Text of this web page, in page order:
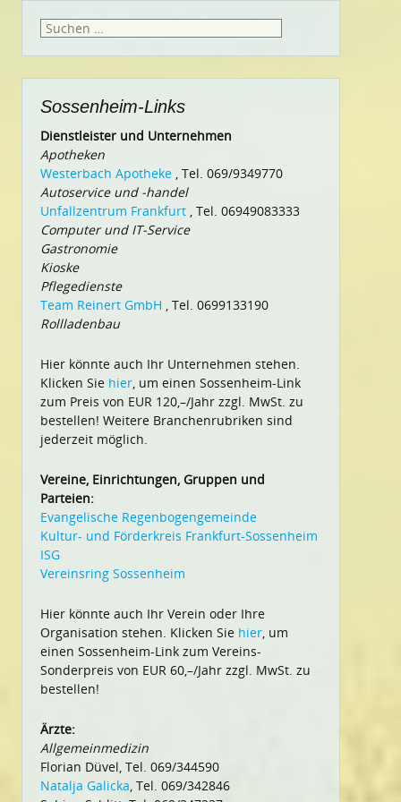
Suchen
Sossenheim-Links
Dienstleister und Unternehmen
Apotheken
Westerbach Apotheke , Tel. 069/9349770
Autoservice und -handel
Unfallzentrum Frankfurt , Tel. 06949083333
Computer und IT-Service
Gastronomie
Kioske
Pflegedienste
Team Reinert GmbH , Tel. 0699133190
Rollladenbau
Hier könnte auch Ihr Unternehmen stehen.
Klicken Sie hier, um einen Sossenheim-Link
zum Preis von EUR 120,–/Jahr zzgl. MwSt. zu
bestellen! Weitere Branchenrubriken sind
jederzeit möglich.
Vereine, Einrichtungen, Gruppen und
Parteien:
Evangelische Regenbogengemeinde
Kultur- und Förderkreis Frankfurt-Sossenheim
ISG
Vereinsring Sossenheim
Hier könnte auch Ihr Verein oder Ihre
Organisation stehen. Klicken Sie hier, um
einen Sossenheim-Link zum Vereins-
Sonderpreis von EUR 60,–/Jahr zzgl. MwSt. zu
bestellen!
Ärzte:
Allgemeinmedizin
Florian Düvel, Tel. 069/344590
Natalja Galicka, Tel. 069/342846